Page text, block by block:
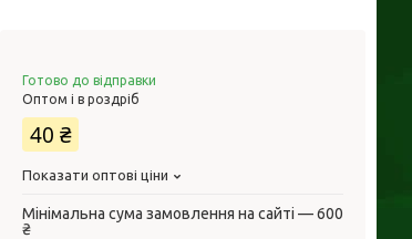
Готово до відправки
Оптом і в роздріб
40 ₴
Показати оптові ціни
Мінімальна сума замовлення на сайті — 600
₴